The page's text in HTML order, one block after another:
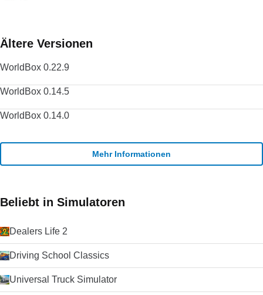
Ältere Versionen
WorldBox 0.22.9
WorldBox 0.14.5
WorldBox 0.14.0
Mehr Informationen
Beliebt in Simulatoren
Dealers Life 2
Driving School Classics
Universal Truck Simulator